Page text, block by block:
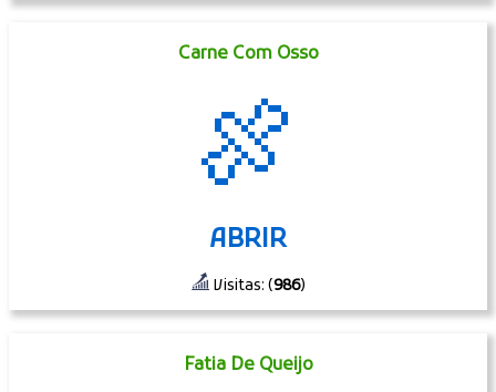
Carne Com Osso
🍖
ABRIR
Visitas: (986)
Fatia De Queijo